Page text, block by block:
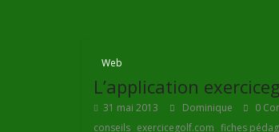
Web
L’application
31 mai 2013 Dominique 0
conseils, exercicegolf.com, fiches